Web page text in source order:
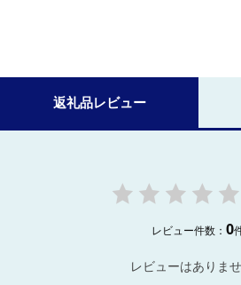
返礼品レビュー
レビュー件数：0
レビューはありませ